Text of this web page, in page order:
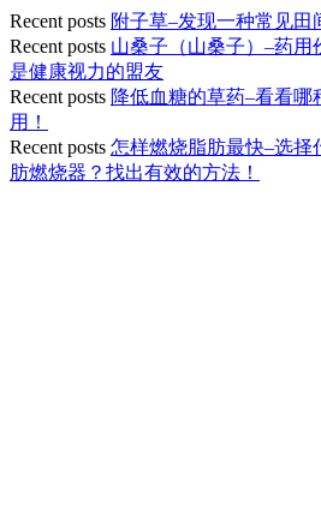
Recent posts 附子草–发现一种常见田
Recent posts 山桑子（山桑子）–药
是健康视力的盟友
Recent posts 降低血糖的草药–看看
用！
Recent posts 怎样燃烧脂肪最快–选
肪燃烧器？找出有效的方法！